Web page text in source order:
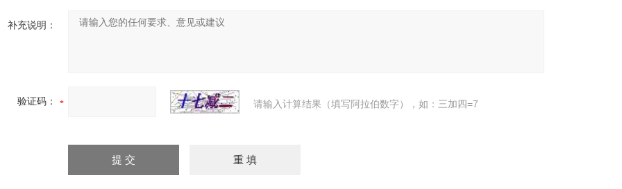
补充说明：
验证码： 请输入计算结果（填写阿拉伯数字），如：三加四=7